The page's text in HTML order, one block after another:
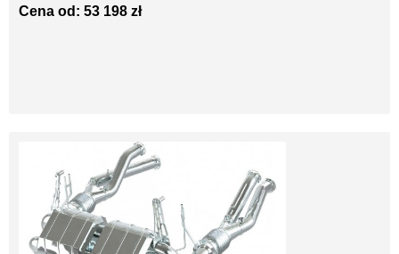
Cena od: 53 198 zł